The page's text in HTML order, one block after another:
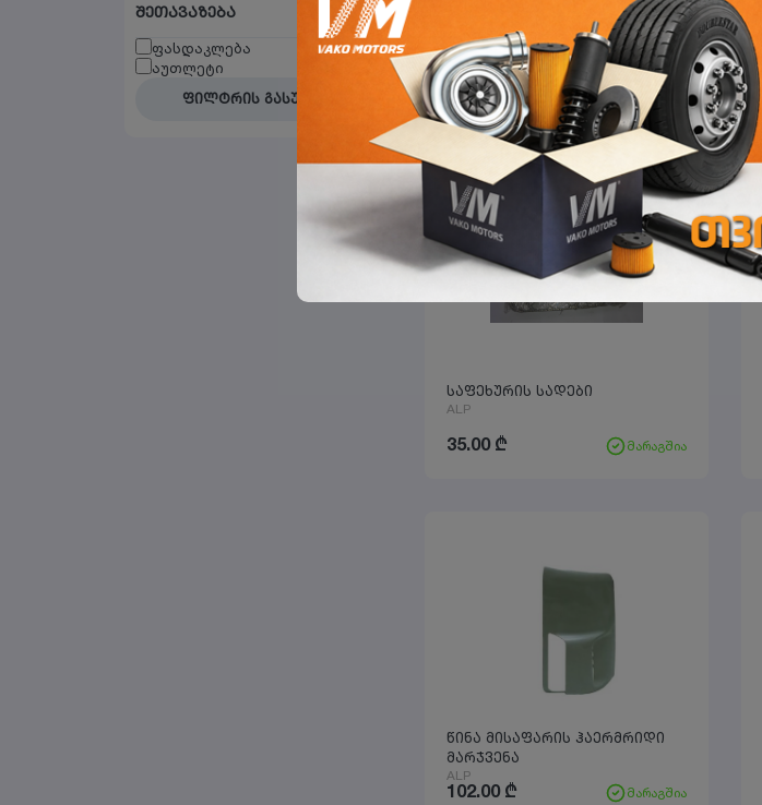
შეთავაზება
ფასდაკლება
აუთლეტი
ფილტრის გასუფთავება
მისაბმელის ტენტის ბაგირი 44
მ
SAMPA
საფეხურის სადები
ALP
მარაგშია
35.00 ₾
წინა მისაფარის ჰაერმრიდი
მარჯვენა
ALP
მარაგშია
102.00 ₾